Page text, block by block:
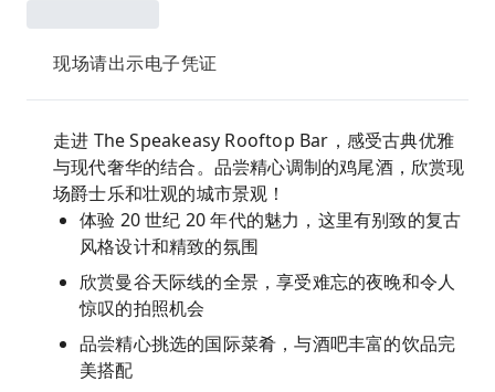
现场请出示电子凭证
走进 The Speakeasy Rooftop Bar，感受古典优雅
与现代奢华的结合。品尝精心调制的鸡尾酒，欣赏现
场爵士乐和壮观的城市景观！
体验 20 世纪 20 年代的魅力，这里有别致的复古
风格设计和精致的氛围
欣赏曼谷天际线的全景，享受难忘的夜晚和令人
惊叹的拍照机会
品尝精心挑选的国际菜肴，与酒吧丰富的饮品完
美搭配